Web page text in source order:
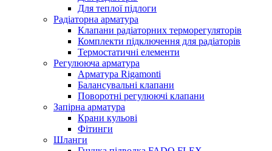
Для теплої підлоги
Радіаторна арматура
Клапани радіаторних терморегуляторів
Комплекти підключення для радіаторів
Термостатичні елементи
Регулююча арматура
Арматура Rigamonti
Балансувальні клапани
Поворотні регулюючі клапани
Запірна арматура
Крани кульові
Фітинги
Шланги